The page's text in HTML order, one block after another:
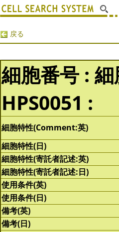
戻る
細胞番号 : 細
HPS0051 :
細胞特性(Comment:英)
細胞特性(日)
細胞特性(寄託者記述:英)
細胞特性(寄託者記述:日)
使用条件(英)
使用条件(日)
備考(英)
備考(日)